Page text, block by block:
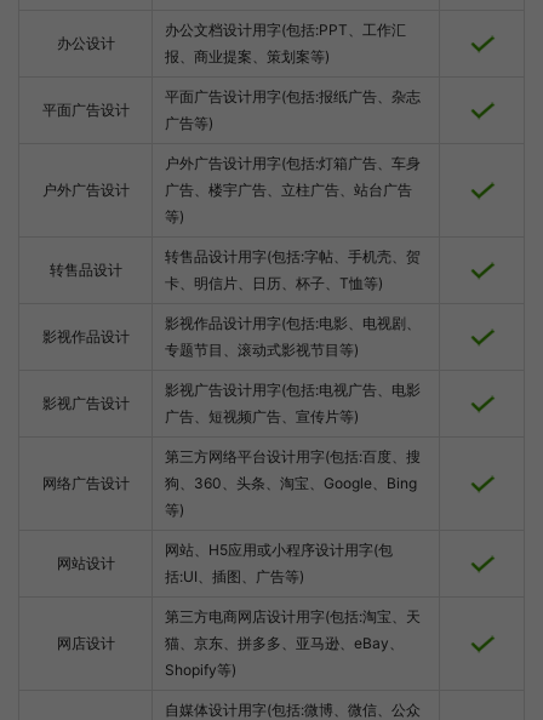
办公设计
办公文档设计用字(包括:PPT、工作汇
报、商业提案、策划案等)
平面广告设计
平面广告设计用字(包括:报纸广告、杂志
广告等)
户外广告设计
户外广告设计用字(包括:灯箱广告、车身
广告、楼宇广告、立柱广告、站台广告
等)
转售品设计
转售品设计用字(包括:字帖、手机壳、贺
卡、明信片、日历、杯子、T恤等)
影视作品设计
影视作品设计用字(包括:电影、电视剧、
专题节目、滚动式影视节目等)
影视广告设计
影视广告设计用字(包括:电视广告、电影
广告、短视频广告、宣传片等)
网络广告设计
第三方网络平台设计用字(包括:百度、搜
狗、360、头条、淘宝、Google、Bing
等)
网站设计
网站、H5应用或小程序设计用字(包
括:UI、插图、广告等)
网店设计
第三方电商网店设计用字(包括:淘宝、天
猫、京东、拼多多、亚马逊、eBay、
Shopify等)
自媒体设计用字(包括:微博、微信、公众